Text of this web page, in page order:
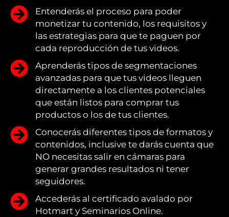
Entenderás el proceso para poder
monetizar tu contenido, los requisitos y
las estrategias para que te paguen por
cada reproducción de tus videos.
Aprenderás tipos de segmentaciones
avanzadas para que tus videos lleguen
directamente a los clientes potenciales
que están listos para comprar tus
productos o los de tus clientes.
Conocerás diferentes tipos de formatos y
contenidos, inclusive te darás cuenta que
NO necesitas salir en cámaras para
generar grandes resultados ni tener
seguidores.
Accederás al certificado avalado por
Hotmart y Seminarios Online.